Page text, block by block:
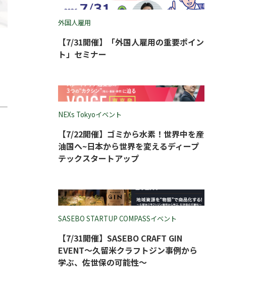
外国人雇用
【7/31開催】「外国人雇用の重要ポイン
ト」セミナー
NEXs Tokyoイベント
【7/22開催】ゴミから水素！世界中を産
油国へ~日本から世界を変えるディープ
テックスタートアップ
SASEBO STARTUP COMPASSイベント
【7/31開催】SASEBO CRAFT GIN
EVENT～久留米クラフトジン事例から
学ぶ、佐世保の可能性～